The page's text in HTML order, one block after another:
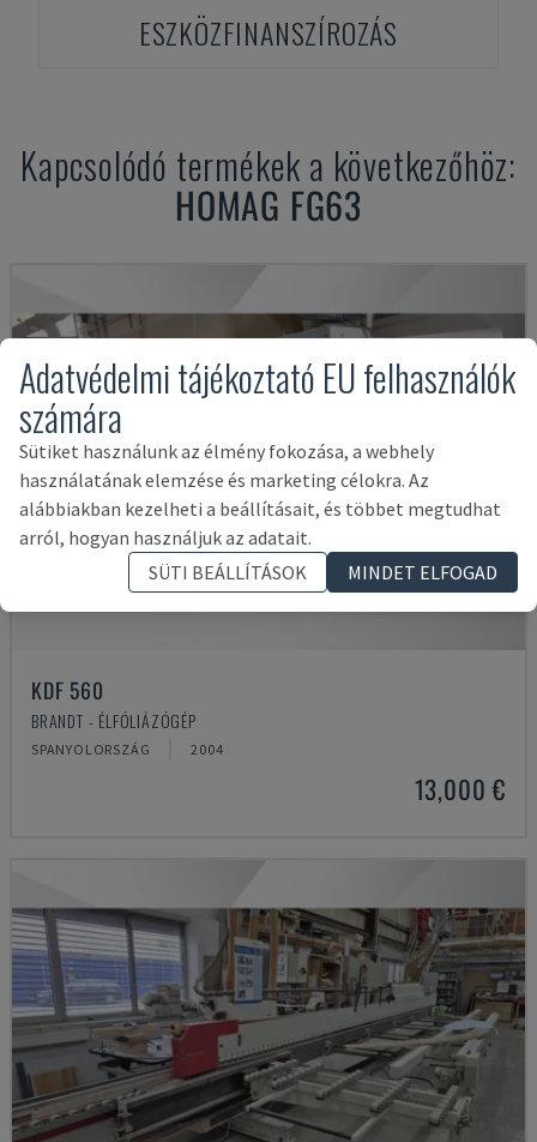
ESZKÖZFINANSZÍROZÁS
Kapcsolódó termékek a következőhöz:
HOMAG FG63
KDF 560
BRANDT - ÉLFÓLIÁZÓGÉP
SPANYOLORSZÁG 2004
13,000 €
Adatvédelmi tájékoztató EU felhasználók
számára
Sütiket használunk az élmény fokozása, a webhely
használatának elemzése és marketing célokra. Az
alábbiakban kezelheti a beállításait, és többet megtudhat
arról, hogyan használjuk az adatait.
SÜTI BEÁLLÍTÁSOK
MINDET ELFOGAD